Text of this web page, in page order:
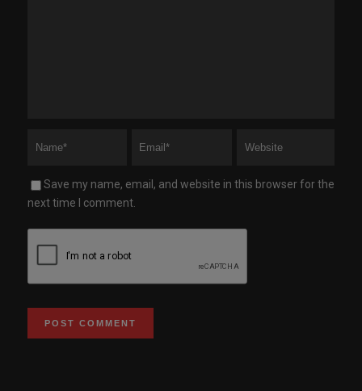
Save my name, email, and website in this browser for the
next time I comment.